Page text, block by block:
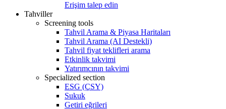
Erişim talep edin
Tahviller
Screening tools
Tahvil Arama & Piyasa Haritaları
Tahvil Arama (AI Destekli)
Tahvil fiyat teklifleri arama
Etkinlik takvimi
Yatırımcının takvimi
Specialized section
ESG (ÇSY)
Sukuk
Getiri eğrileri